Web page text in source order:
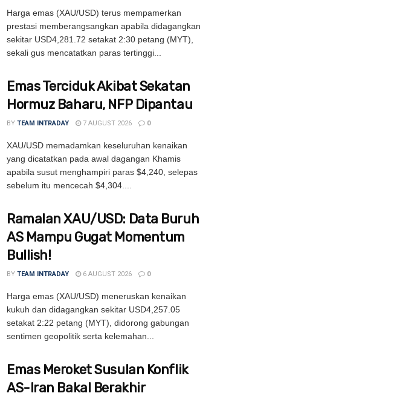
Harga emas (XAU/USD) terus mempamerkan
prestasi memberangsangkan apabila didagangkan
sekitar USD4,281.72 setakat 2:30 petang (MYT),
sekali gus mencatatkan paras tertinggi...
Emas Terciduk Akibat Sekatan
Hormuz Baharu, NFP Dipantau
BY TEAM INTRADAY 7 AUGUST 2026 0
XAU/USD memadamkan keseluruhan kenaikan
yang dicatatkan pada awal dagangan Khamis
apabila susut menghampiri paras $4,240, selepas
sebelum itu mencecah $4,304....
Ramalan XAU/USD: Data Buruh
AS Mampu Gugat Momentum
Bullish!
BY TEAM INTRADAY 6 AUGUST 2026 0
Harga emas (XAU/USD) meneruskan kenaikan
kukuh dan didagangkan sekitar USD4,257.05
setakat 2:22 petang (MYT), didorong gabungan
sentimen geopolitik serta kelemahan...
Emas Meroket Susulan Konflik
AS-Iran Bakal Berakhir